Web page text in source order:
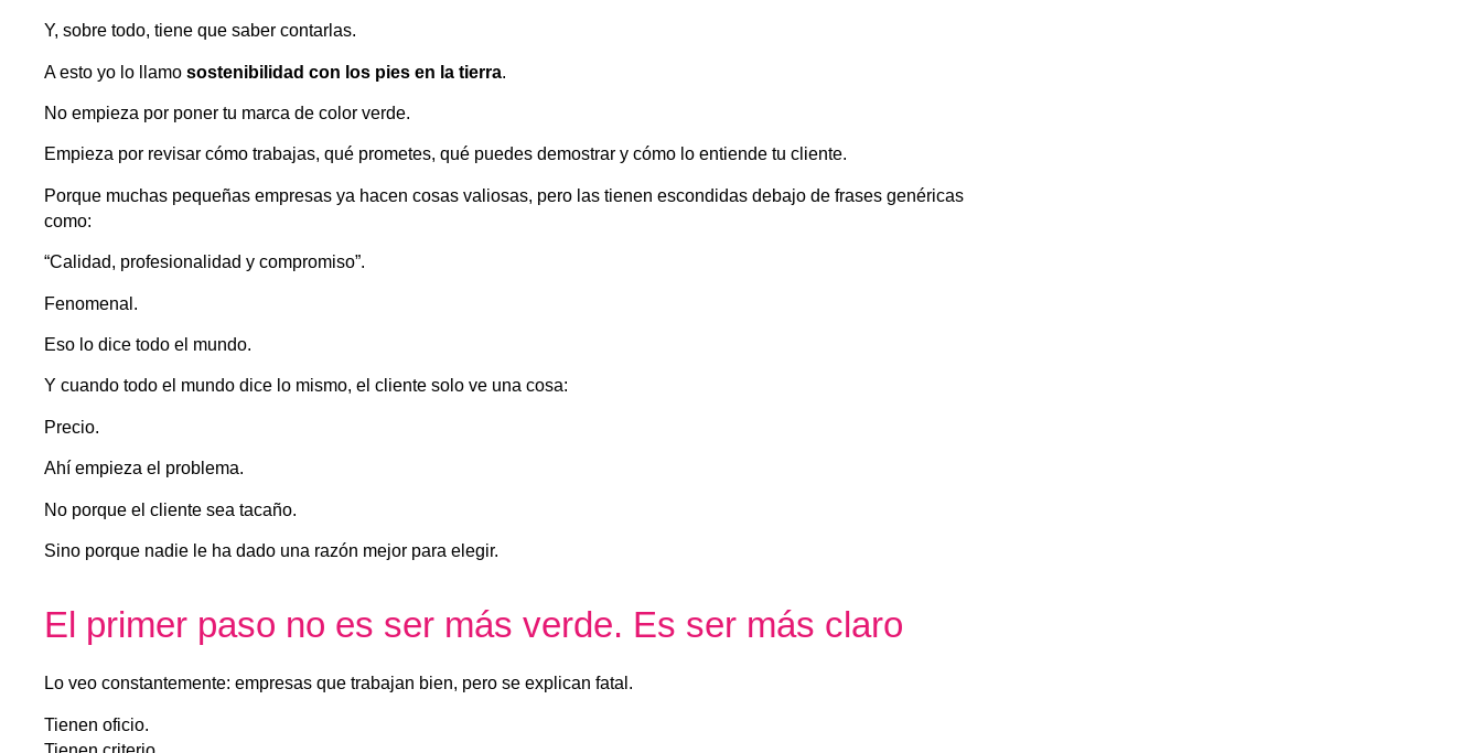
Y, sobre todo, tiene que saber contarlas.
A esto yo lo llamo sostenibilidad con los pies en la tierra.
No empieza por poner tu marca de color verde.
Empieza por revisar cómo trabajas, qué prometes, qué puedes demostrar y cómo lo entiende tu cliente.
Porque muchas pequeñas empresas ya hacen cosas valiosas, pero las tienen escondidas debajo de frases genéricas
como:
“Calidad, profesionalidad y compromiso”.
Fenomenal.
Eso lo dice todo el mundo.
Y cuando todo el mundo dice lo mismo, el cliente solo ve una cosa:
Precio.
Ahí empieza el problema.
No porque el cliente sea tacaño.
Sino porque nadie le ha dado una razón mejor para elegir.
El primer paso no es ser más verde. Es ser más claro
Lo veo constantemente: empresas que trabajan bien, pero se explican fatal.
Tienen oficio.